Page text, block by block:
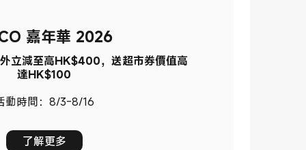
嘉年華 2026
立減至高HK$400，送超市券價值高
達HK$100
動時間：8/3-8/16
了解更多